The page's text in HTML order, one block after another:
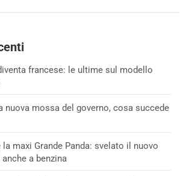
francese: le ultime sul modello
nuova mossa del governo, cosa succede
la maxi Grande Panda: svelato il nuovo
anche a benzina